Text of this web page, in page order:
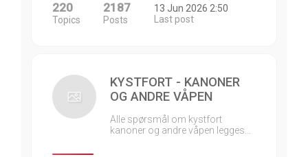
220
Topics
2187
Posts
13 Jun 2026 2:50
Last post
KYSTFORT - KANONER
OG ANDRE VÅPEN
Alle spørsmål om kystfort
kanoner og andre våpen legges…